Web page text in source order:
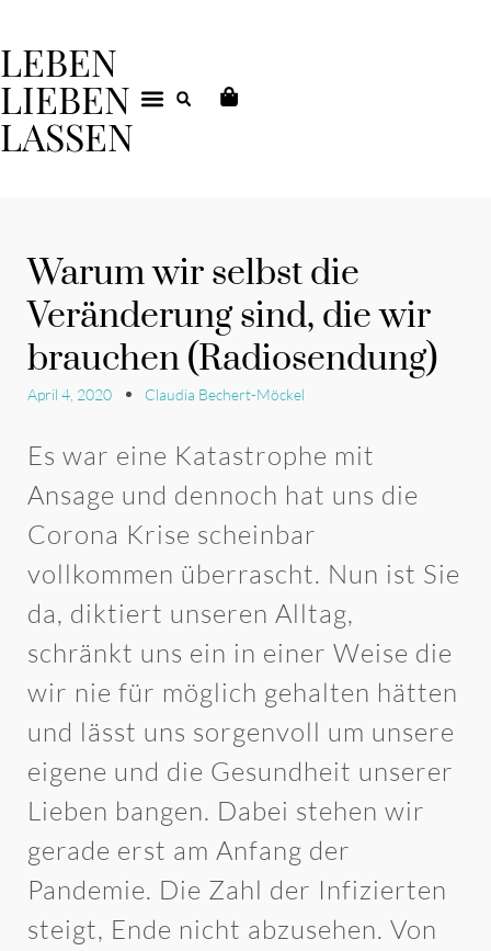
LEBEN
LIEBEN
LASSEN
Warum wir selbst die
Veränderung sind, die wir
brauchen (Radiosendung)
April 4, 2020 Claudia Bechert-Möckel
Es war eine Katastrophe mit
Ansage und dennoch hat uns die
Corona Krise scheinbar
vollkommen überrascht. Nun ist Sie
da, diktiert unseren Alltag,
schränkt uns ein in einer Weise die
wir nie für möglich gehalten hätten
und lässt uns sorgenvoll um unsere
eigene und die Gesundheit unserer
Lieben bangen. Dabei stehen wir
gerade erst am Anfang der
Pandemie. Die Zahl der Infizierten
steigt, Ende nicht abzusehen. Von